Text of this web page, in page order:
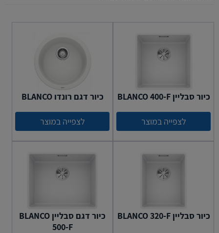
כיור סבליין BLANCO 400-F
לצפייה במוצר
כיור דגם רונדו BLANCO
לצפייה במוצר
כיור סבליין BLANCO 320-F
כיור דגם סבליין BLANCO
500-F